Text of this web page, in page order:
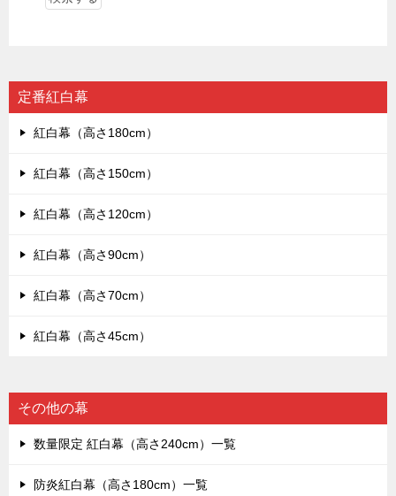
定番紅白幕
紅白幕（高さ180cm）
紅白幕（高さ150cm）
紅白幕（高さ120cm）
紅白幕（高さ90cm）
紅白幕（高さ70cm）
紅白幕（高さ45cm）
その他の幕
数量限定 紅白幕（高さ240cm）一覧
防炎紅白幕（高さ180cm）一覧